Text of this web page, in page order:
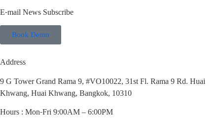
E-mail News Subscribe
Book Demo
Address
9 G Tower Grand Rama 9, #VO10022, 31st Fl. Rama 9 Rd. Huai
Khwang, Huai Khwang, Bangkok, 10310
Hours : Mon-Fri 9:00AM – 6:00PM